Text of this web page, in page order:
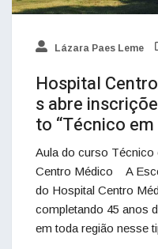
Lázara Paes Leme
Hospital
s abre
to “Técnico
Aula do curso
Centro Médico A
do Hospital Centro
completando 45 anos
em toda região nesse